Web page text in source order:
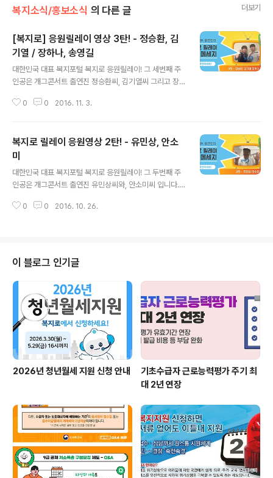
복지소식/홍보소식 의 다른 글 더보기
[복지로] 응원릴레이 영상 3탄! - 정승환, 김
기열 / 장하나, 송영길
대한민국 대표 복지포털 복지로 응원릴레이! 그 세번째 주
인공은 개그콘서트 출연진 정승환씨, 김기열씨 그리고 장
서비스, 우리동네 복지시설 등 다양한 복지정보가 모인 복
0 0 2016. 11. 3.
복지로 릴레이 응원영상 2탄! - 유민상, 안소
미
대한민국 대표 복지포털 복지로 응원릴레이! 그 두번째 주
인공은 개그콘서트 출연진 유민상씨와, 안소미씨 입니다.
설 등 다양한 복지정보가 모인 복지로, 지금 방문해보세요!
0 0 2016. 10. 26.
이 블로그 인기글
2026년 청년월세 지원 신청 안내
기초수급자 근로능력평가 주기 최
대 2년 연장